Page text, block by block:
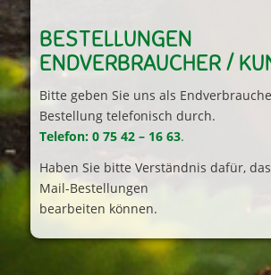
BESTELLUNGEN
ENDVERBRAUCHER /
Bitte geben Sie uns als
Bestellung telefonisch durch.
Telefon: 0 75 42 – 16 63.
Haben Sie bitte Verständnis dafür,
Mail-Bestellungen
bearbeiten können.